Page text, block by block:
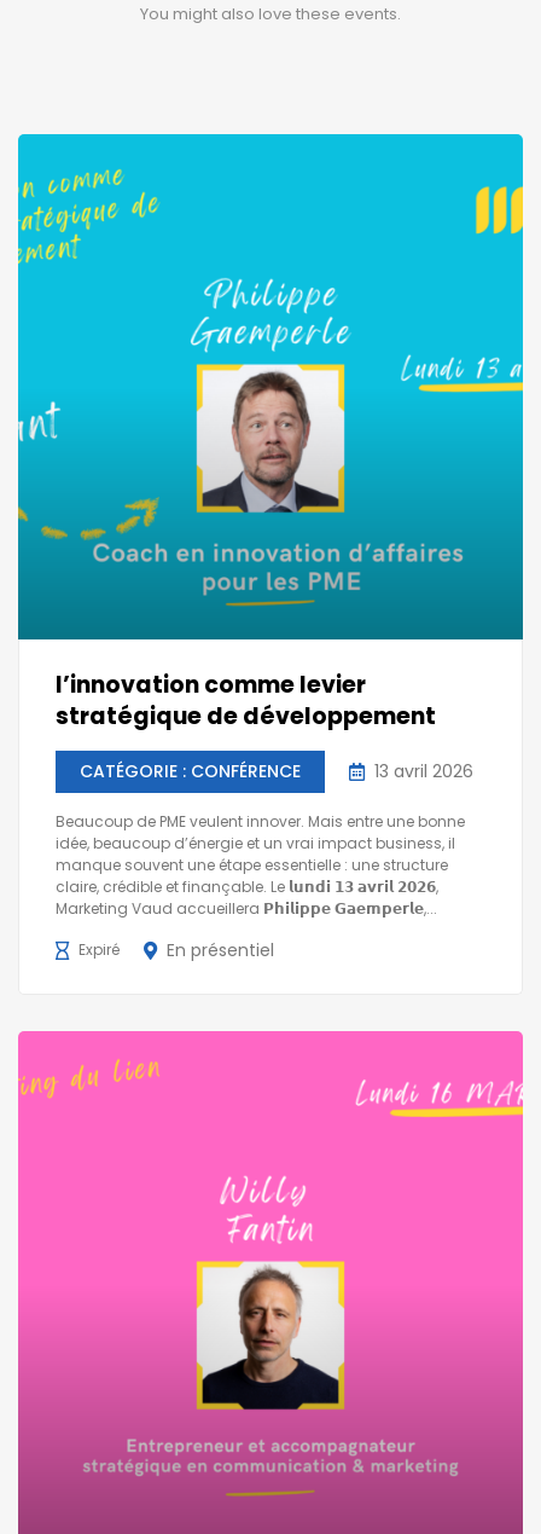
You might also love these events.
l’innovation comme levier
stratégique de développement
CATÉGORIE : CONFÉRENCE 13 avril 2026
Beaucoup de PME veulent innover. Mais entre une bonne
idée, beaucoup d’énergie et un vrai impact business, il
manque souvent une étape essentielle : une structure
claire, crédible et finançable. Le 𝗹𝘂𝗻𝗱𝗶 𝟭𝟯 𝗮𝘃𝗿𝗶𝗹 𝟮𝟬𝟮𝟲,
Marketing Vaud accueillera 𝗣𝗵𝗶𝗹𝗶𝗽𝗽𝗲 𝗚𝗮𝗲𝗺𝗽𝗲𝗿𝗹𝗲,...
Expiré En présentiel